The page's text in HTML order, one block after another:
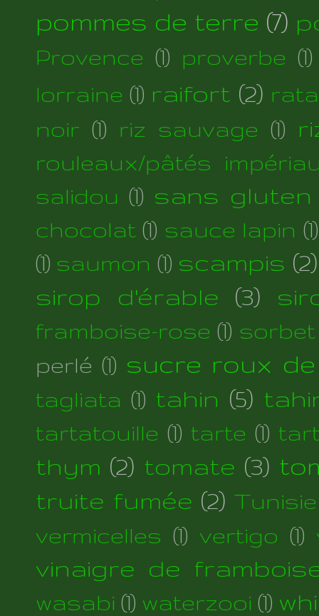
pommes de terre (7)
Provence (1) proverbe (1)
lorraine (1) raifort (2)
noir (1) riz sauvage (1)
rouleaux/pâtés
salidou (1) sans gluten
chocolat (1) sauce lapin (1)
(1) saumon (1) scampis (2)
sirop d'érable
(3)
framboise-rose (1)
perlé (1) sucre roux
tagliata (1) tahin (5)
tartatouille (1) tarte (1)
thym (2) tomate (3)
truite fumée (2) Tunisie
vermicelles (1) vertigo (1)
vinaigre de
wasabi (1) waterzooi (1)